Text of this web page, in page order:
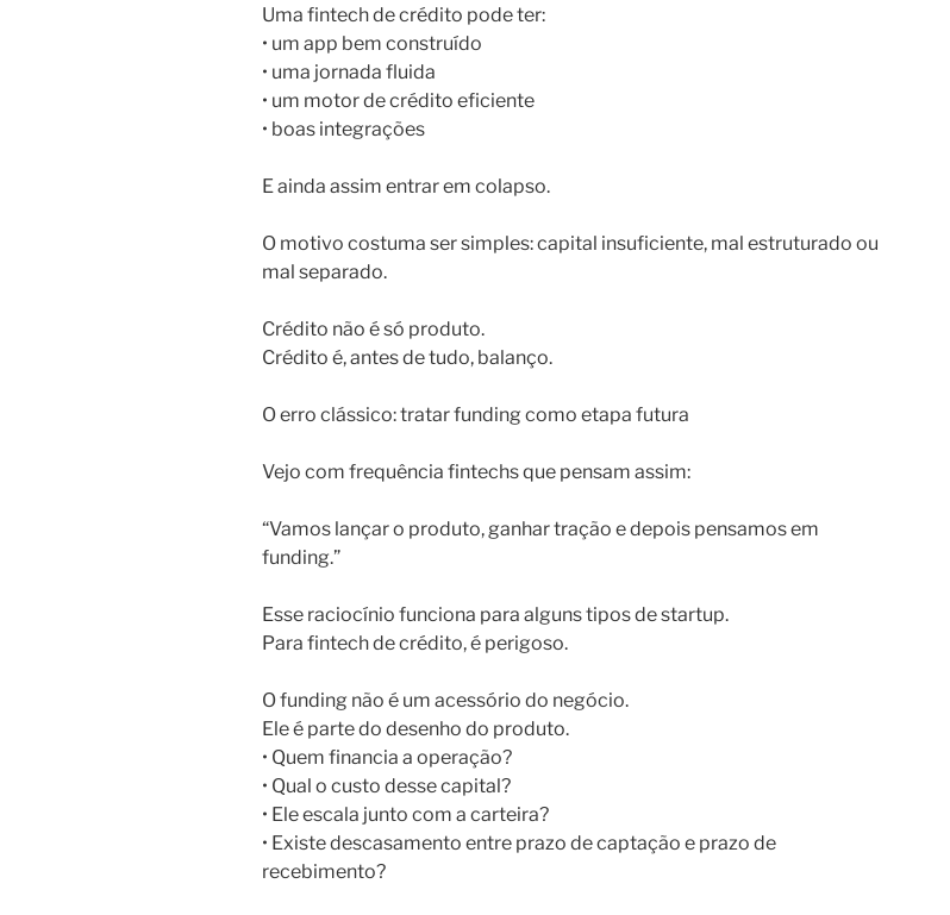
Uma fintech de crédito pode ter:
• um app bem construído
• uma jornada fluida
• um motor de crédito eficiente
• boas integrações
E ainda assim entrar em colapso.
O motivo costuma ser simples: capital insuficiente, mal estruturado ou
mal separado.
Crédito não é só produto.
Crédito é, antes de tudo, balanço.
O erro clássico: tratar funding como etapa futura
Vejo com frequência fintechs que pensam assim:
“Vamos lançar o produto, ganhar tração e depois pensamos em
funding.”
Esse raciocínio funciona para alguns tipos de startup.
Para fintech de crédito, é perigoso.
O funding não é um acessório do negócio.
Ele é parte do desenho do produto.
• Quem financia a operação?
• Qual o custo desse capital?
• Ele escala junto com a carteira?
• Existe descasamento entre prazo de captação e prazo de
recebimento?